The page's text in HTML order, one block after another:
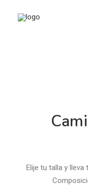
Elije tu talla y